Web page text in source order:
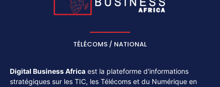
TÉLÉCOMS / NATIONAL
Digital Business Africa est la plateforme d'informations
stratégiques sur les TIC, les Télécoms et du Numérique en